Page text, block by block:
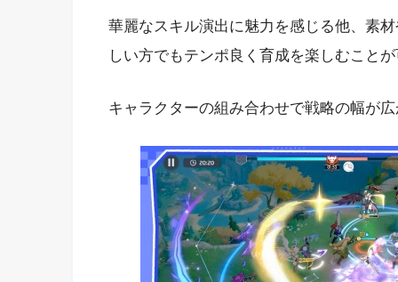
華麗なスキル演出に魅力を感じる他、素
しい方でもテンポ良く育成を楽しむことが
キャラクターの組み合わせで戦略の幅が